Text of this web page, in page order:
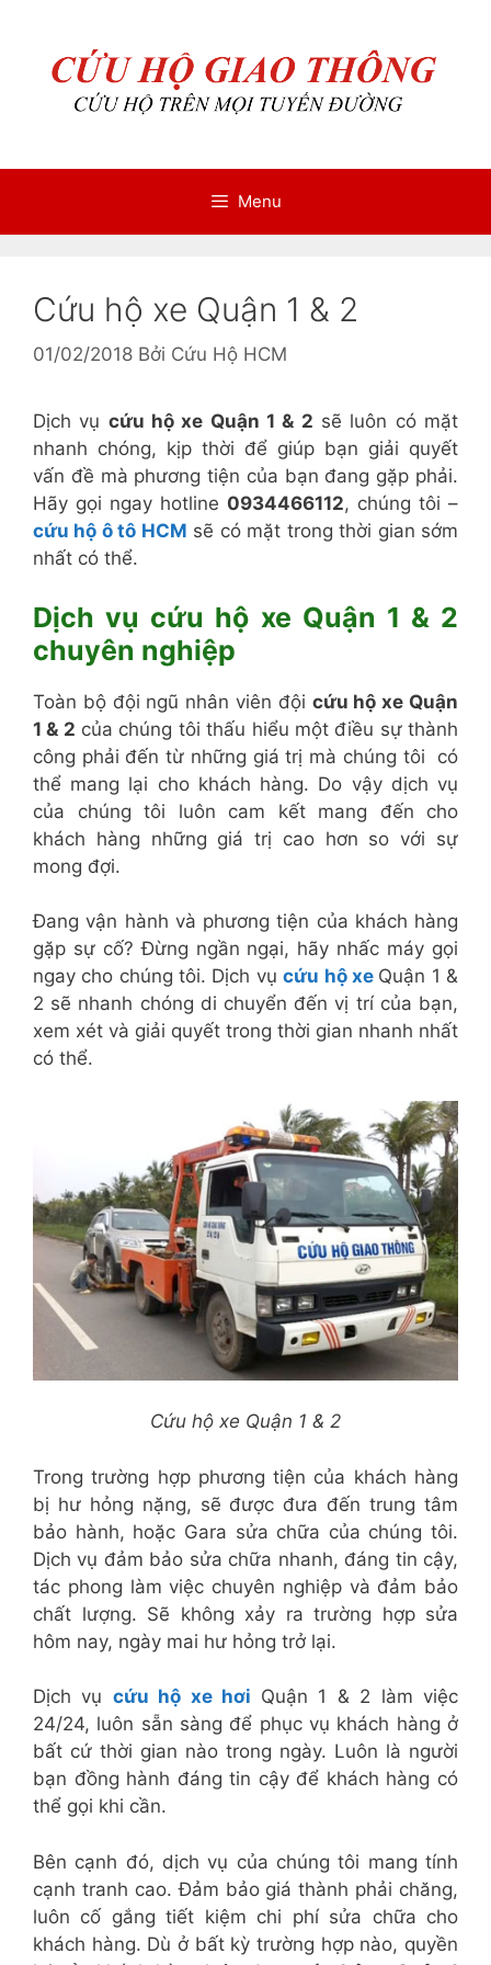
Menu
Cứu hộ xe Quận 1 & 2
01/02/2018 Bởi Cứu Hộ HCM
Dịch vụ cứu hộ xe Quận 1 & 2 sẽ luôn có mặt
nhanh chóng, kịp thời để giúp bạn giải quyết
vấn đề mà phương tiện của bạn đang gặp phải.
Hãy gọi ngay hotline 0934466112, chúng tôi –
cứu hộ ô tô HCM sẽ có mặt trong thời gian sớm
nhất có thể.
Dịch vụ cứu hộ xe Quận 1 & 2
chuyên nghiệp
Toàn bộ đội ngũ nhân viên đội cứu hộ xe Quận
1 & 2 của chúng tôi thấu hiểu một điều sự thành
công phải đến từ những giá trị mà chúng tôi có
thể mang lại cho khách hàng. Do vậy dịch vụ
của chúng tôi luôn cam kết mang đến cho
khách hàng những giá trị cao hơn so với sự
mong đợi.
Đang vận hành và phương tiện của khách hàng
gặp sự cố? Đừng ngần ngại, hãy nhấc máy gọi
ngay cho chúng tôi. Dịch vụcứu hộ xe Quận 1 &
2 sẽ nhanh chóng di chuyển đến vị trí của bạn,
xem xét và giải quyết trong thời gian nhanh nhất
có thể.
Cứu hộ xe Quận 1 & 2
Trong trường hợp phương tiện của khách hàng
bị hư hỏng nặng, sẽ được đưa đến trung tâm
bảo hành, hoặc Gara sửa chữa của chúng tôi.
Dịch vụ đảm bảo sửa chữa nhanh, đáng tin cậy,
tác phong làm việc chuyên nghiệp và đảm bảo
chất lượng. Sẽ không xảy ra trường hợp sửa
hôm nay, ngày mai hư hỏng trở lại.
Dịch vụ cứu hộ xe hơi Quận 1 & 2 làm việc
24/24, luôn sẵn sàng để phục vụ khách hàng ở
bất cứ thời gian nào trong ngày. Luôn là người
bạn đồng hành đáng tin cậy để khách hàng có
thể gọi khi cần.
Bên cạnh đó, dịch vụ của chúng tôi mang tính
cạnh tranh cao. Đảm bảo giá thành phải chăng,
luôn cố gắng tiết kiệm chi phí sửa chữa cho
khách hàng. Dù ở bất kỳ trường hợp nào, quyền